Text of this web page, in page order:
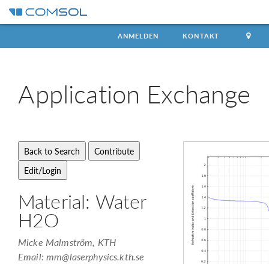
ANMELDEN KONTAKT
Application Exchange
Material: Water
H2O
Micke Malmström, KTH
Email:mm@laserphysics.kth.se